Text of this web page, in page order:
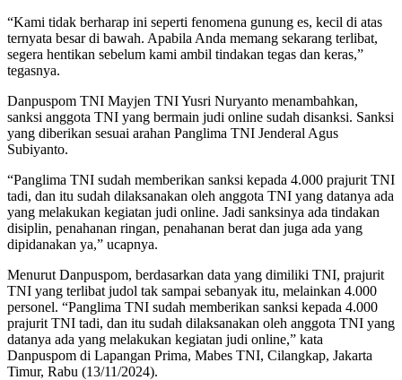
“Kami tidak berharap ini seperti fenomena gunung es, kecil di atas
ternyata besar di bawah. Apabila Anda memang sekarang terlibat,
segera hentikan sebelum kami ambil tindakan tegas dan keras,”
tegasnya.
Danpuspom TNI Mayjen TNI Yusri Nuryanto menambahkan,
sanksi anggota TNI yang bermain judi online sudah disanksi. Sanksi
yang diberikan sesuai arahan Panglima TNI Jenderal Agus
Subiyanto.
“Panglima TNI sudah memberikan sanksi kepada 4.000 prajurit TNI
tadi, dan itu sudah dilaksanakan oleh anggota TNI yang datanya ada
yang melakukan kegiatan judi online. Jadi sanksinya ada tindakan
disiplin, penahanan ringan, penahanan berat dan juga ada yang
dipidanakan ya,” ucapnya.
Menurut Danpuspom, berdasarkan data yang dimiliki TNI, prajurit
TNI yang terlibat judol tak sampai sebanyak itu, melainkan 4.000
personel. “Panglima TNI sudah memberikan sanksi kepada 4.000
prajurit TNI tadi, dan itu sudah dilaksanakan oleh anggota TNI yang
datanya ada yang melakukan kegiatan judi online,” kata
Danpuspom di Lapangan Prima, Mabes TNI, Cilangkap, Jakarta
Timur, Rabu (13/11/2024).